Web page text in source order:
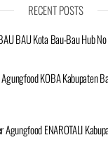
RECENT POSTS
BAU Kota Bau-Bau Hub
KOBA Kabupaten
ENAROTALI